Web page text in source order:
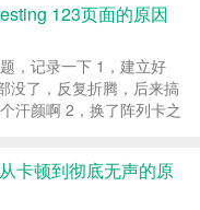
123页面的原因
，记录一下 1，建立好
没了，反复折腾，后来搞
汗颜啊 2，换了阵列卡之
卡顿到彻底无声的原